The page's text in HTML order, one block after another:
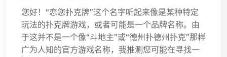
您好！“恋您扑克牌”这个名字听起来像是某种特定
玩法的扑克牌游戏，或者可能是一个品牌名称。由
于这并不是一个像“斗地主”或“德州扑德州扑克”那样
广为人知的官方游戏名称，我推测您可能在寻找一